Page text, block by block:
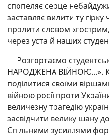
спопеляє серце
заставляє вилити ту гірку
пролити словом
через уста й наших
Розгортаємо
НАРОДЖЕНА ВІЙНОЮ...».
поділитися своїми
війною росії проти
величезну трагедію
засвідчити велику шану
Спільними зусиллями